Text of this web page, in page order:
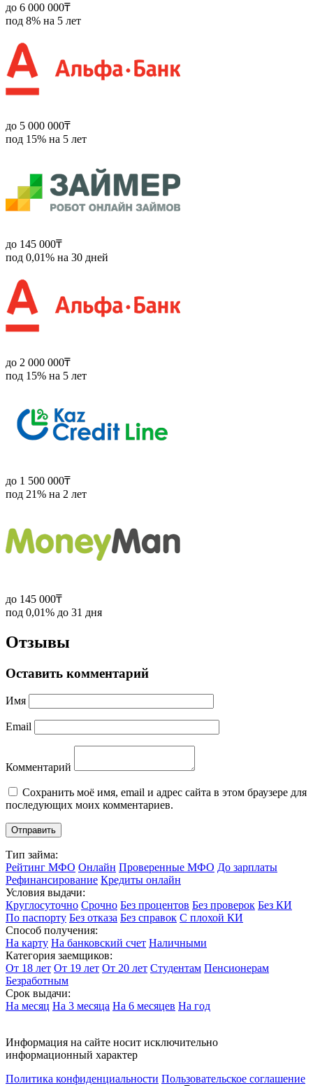
до 6 000 000₸
под 8% на 5 лет
до 5 000 000₸
под 15% на 5 лет
до 145 000₸
под 0,01% на 30 дней
до 2 000 000₸
под 15% на 5 лет
до 1 500 000₸
под 21% на 2 лет
до 145 000₸
под 0,01% до 31 дня
Отзывы
Оставить комментарий
Имя
Email
Комментарий
Сохранить моё имя, email и адрес сайта в этом браузере для
последующих моих комментариев.
Тип займа:
Рейтинг МФО Онлайн Проверенные МФО До зарплаты
Рефинансирование Кредиты онлайн
Условия выдачи:
Круглосуточно Срочно Без процентов Без проверок Без КИ
По паспорту Без отказа Без справок С плохой КИ
Способ получения:
На карту На банковский счет Наличными
Категория заемщиков:
От 18 лет От 19 лет От 20 лет Студентам Пенсионерам
Безработным
Срок выдачи:
На месяц На 3 месяца На 6 месяцев На год
Информация на сайте носит исключительно
информационный характер
Политика конфиденциальности Пользовательское соглашение